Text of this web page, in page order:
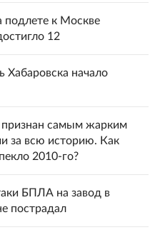
подлете к Москве
12
Хабаровска начало
самым жарким
за всю историю. Как
2010-го?
БПЛА на завод в
пострадал